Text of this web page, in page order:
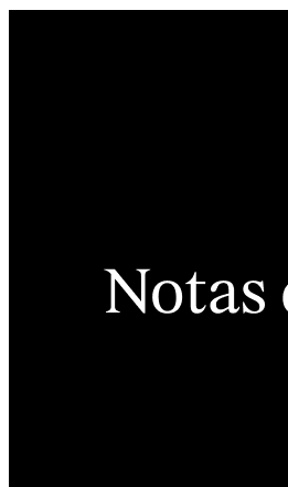
Tipos de actividad
Pagos